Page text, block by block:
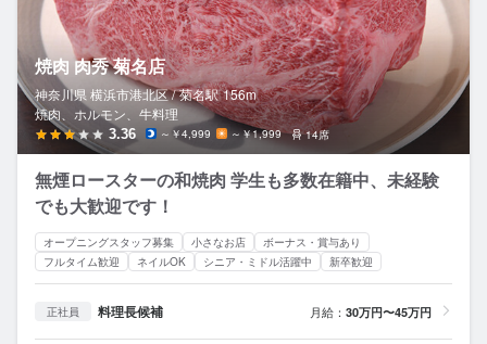
焼肉 肉秀 菊名店
神奈川県 横浜市港北区 / 菊名駅 156m
焼肉、ホルモン、牛料理
3.36 ～￥4,999 ～￥1,999 14席
無煙ロースターの和焼肉 学生も多数在籍中、未経験
でも大歓迎です！
オープニングスタッフ募集 小さなお店
ボーナス・賞与あり
フルタイム歓迎
ネイルOK シニア・ミドル活躍中 新卒歓迎
正社員 料理長候補 月給： 30万円〜45万円